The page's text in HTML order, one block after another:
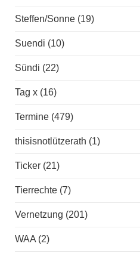
Steffen/Sonne (19)
Suendi (10)
Sündi (22)
Tag x (16)
Termine (479)
thisisnotlützerath (1)
Ticker (21)
Tierrechte (7)
Vernetzung (201)
WAA (2)